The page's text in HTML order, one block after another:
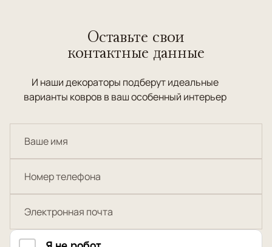
Оставьте свои
контактные данные
И наши декораторы подберут идеальные
варианты ковров в ваш особенный интерьер